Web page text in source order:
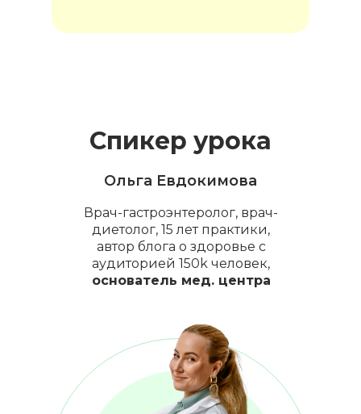
Ольга Евдокимова
Врач-гастроэнтеролог, врач-
диетолог, 15 лет практики,
автор блога о здоровье с
аудиторией 150k человек,
основатель мед. центра
Спикер урока